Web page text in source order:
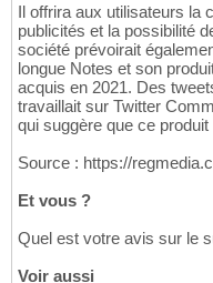
Il offrira aux utilisateurs la
publicités et la possibilité
société prévoirait
longue Notes et son
acquis en 2021. Des
travaillait sur Twitter
qui suggère que ce
Source : https://
Et vous ?
Quel est votre avis sur le
Voir aussi